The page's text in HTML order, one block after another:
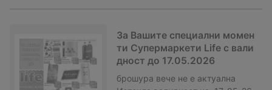
За Вашите специални момен
ти Супермаркети Life с вали
дност до 17.05.2026
брошура вече не е актуална